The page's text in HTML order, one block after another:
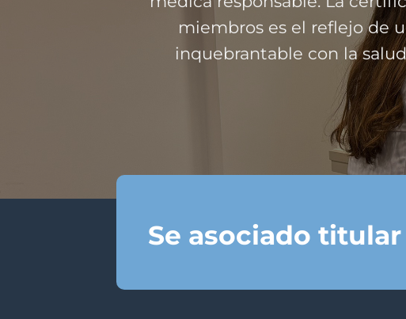
miembros es el reflejo de
inquebrantable con la
Se asociado titular